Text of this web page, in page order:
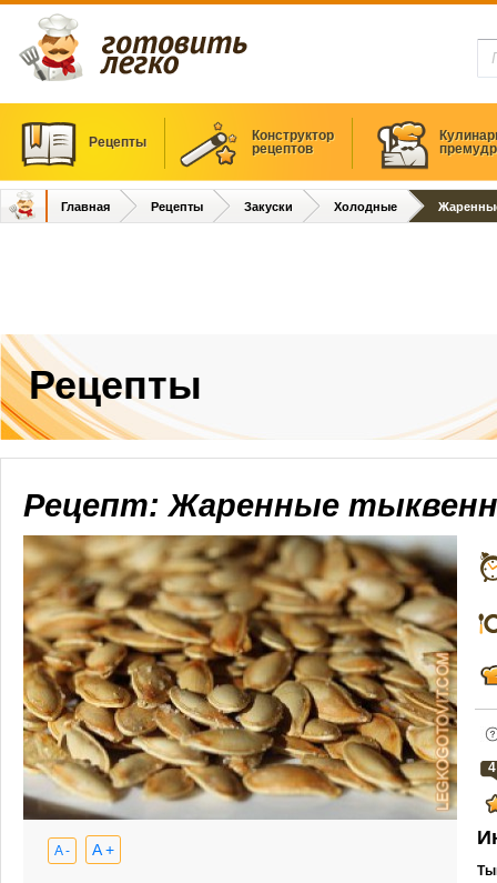
Рецепты
Конструктор
рецептов
Главная Рецепты Закуски Холодные
Рецепты
Рецепт: Жаренные
A - A +
4